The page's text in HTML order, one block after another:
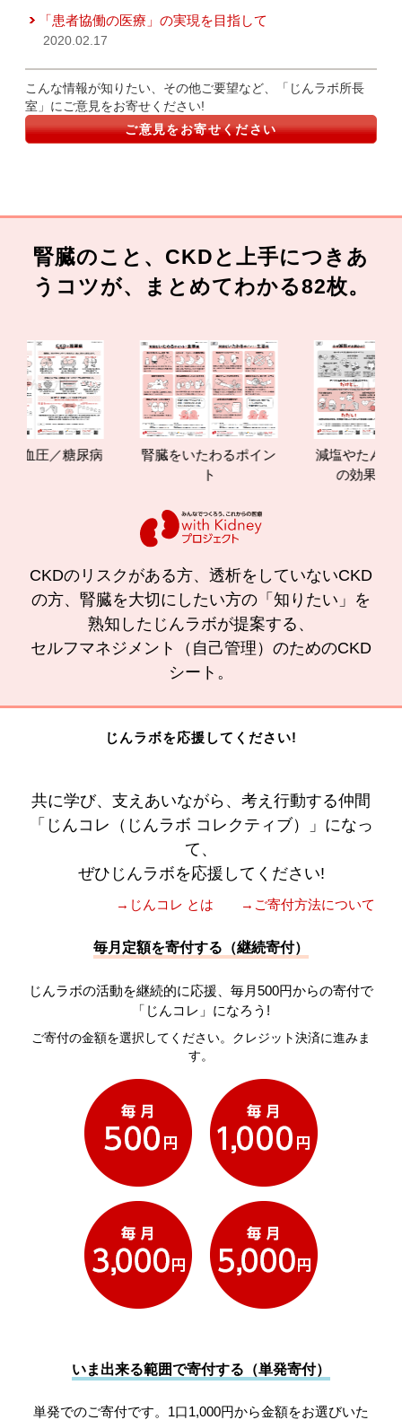
「患者協働の医療」の実現を目指して
2020.02.17
こんな情報が知りたい、その他ご要望など、「じんラボ所長
室」にご意見をお寄せください!
ご意見をお寄せください
腎臓のこと、CKDと上手につきあ
うコツが、まとめてわかる82枚。
糖尿病
腎臓をいたわるポイン
減塩やたんぱく質管理
の効果と重要性
CKDのリスクがある方、透析をしていないCKD
の方、腎臓を大切にしたい方の「知りたい」を
熟知したじんラボが提案する、
セルフマネジメント（自己管理）のためのCKD
シート。
じんラボを応援してください!
共に学び、支えあいながら、考え行動する仲間
「じんコレ（じんラボ コレクティブ）」になっ
て、
ぜひじんラボを応援してください!
→じんコレ とは →ご寄付方法について
毎月定額を寄付する（継続寄付）
じんラボの活動を継続的に応援、毎月500円からの寄付で
「じんコレ」になろう!
ご寄付の金額を選択してください。クレジット決済に進みま
す。
いま出来る範囲で寄付する（単発寄付）
単発でのご寄付です。1口1,000円から金額をお選びいた